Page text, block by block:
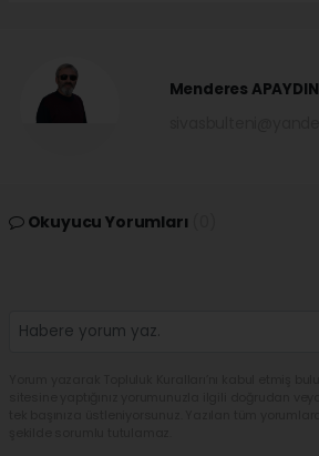
Menderes APAYDIN
Okuyucu Yorumları